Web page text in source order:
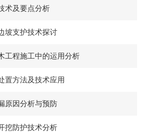
术及要点分析
坡支护技术探讨
工程施工中的运用分析
置方法及技术应用
原因分析与预防
挖防护技术分析